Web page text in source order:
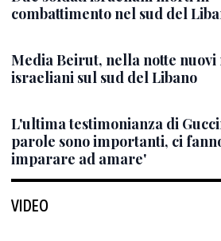
combattimento nel sud del
Media Beirut, nella notte
israeliani sul sud del Libano
L'ultima testimonianza di
parole sono importanti, ci
imparare ad amare'
VIDEO